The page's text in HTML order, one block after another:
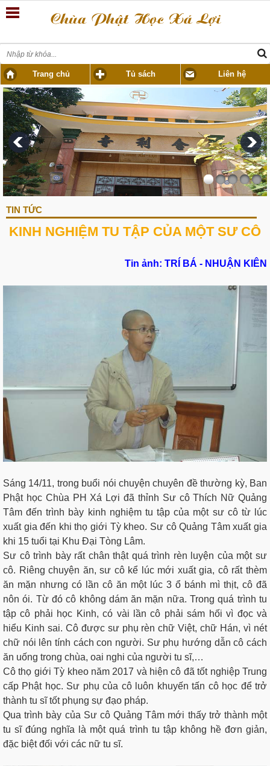
Trang chủ Tủ sách Liên hệ
TIN TỨC
KINH NGHIỆM TU TẬP CỦA MỘT SƯ CÔ
Tin ảnh: TRÍ BÁ - NHUẬN KIÊN
Sáng 14/11, trong buổi nói chuyện chuyên đề thường kỳ, Ban
Phật học Chùa PH Xá Lợi đã thỉnh Sư cô Thích Nữ Quảng
Tâm đến trình bày kinh nghiệm tu tập của một sư cô từ lúc
xuất gia đến khi thọ giới Tỳ kheo. Sư cô Quảng Tâm xuất gia
khi 15 tuổi tại Khu Đại Tòng Lâm.
Sư cô trình bày rất chân thật quá trình rèn luyện của một sư
cô. Riêng chuyện ăn, sư cô kể lúc mới xuất gia, cô rất thèm
ăn mặn nhưng có lần cô ăn một lúc 3 ổ bánh mì thịt, cô đã
nôn ói. Từ đó cô không dám ăn mặn nữa. Trong quá trình tu
tập cô phải học Kinh, có vài lần cô phải sám hối vì đọc và
hiểu Kinh sai. Cô được sư phụ rèn chữ Việt, chữ Hán, vì nét
chữ nói lên tính cách con người. Sư phụ hướng dẫn cô cách
ăn uống trong chùa, oai nghi của người tu sĩ,…
Cô thọ giới Tỳ kheo năm 2017 và hiện cô đã tốt nghiệp Trung
cấp Phật học. Sư phụ của cô luôn khuyến tấn cô học để trở
thành tu sĩ tốt phụng sự đạo pháp.
Qua trình bày của Sư cô Quảng Tâm mới thấy trở thành một
tu sĩ đúng nghĩa là một quá trình tu tập không hề đơn giản,
đặc biệt đối với các nữ tu sĩ.